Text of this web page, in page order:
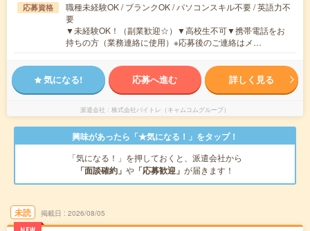
応募資格
職種未経験OK / ブランクOK / パソコンスキル不要 / 英語力不
要
▼未経験OK！（副業歓迎☆）▼高校生不可▼携帯電話をお
持ちの方（業務連絡に使用）※応募後のご連絡はメ…
気になる! 応募へ進む 詳しく見る
派遣会社 株式会社バイトレ（キャムコムグループ）
興味があったら「★気になる！」をタップ！
「気になる！」を押しておくと、派遣会社から
「面談確約」 や 「応募歓迎」 が届きます！
未読 掲載日 2026/08/05